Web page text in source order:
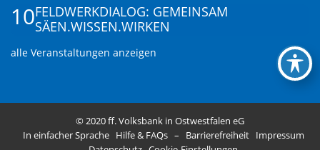
10FELDWERKDIALOG: GEMEINSAM
SÄEN.WISSEN.WIRKEN
alle Veranstaltungen anzeigen
© 2020 ff. Volksbank in Ostwestfalen eG
In einfacher Sprache Hilfe & FAQs – Barrierefreiheit Impressum